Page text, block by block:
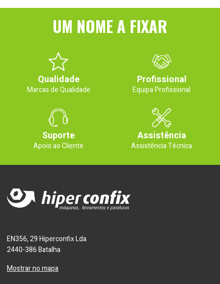
UM NOME A FIXAR
Qualidade
Marcas de Qualidade
Profissional
Equipa Profissional
Suporte
Apoio ao Cliente
Assistência
Assistência Técnica
EN356, 29 Hiperconfix Lda
2440-386 Batalha
Mostrar no mapa